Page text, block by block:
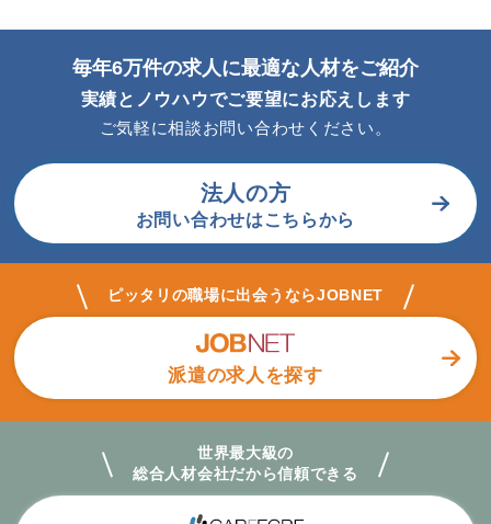
毎年6万件の求人に最適な人材をご紹介
実績とノウハウでご要望にお応えします
ご気軽に相談お問い合わせください。
法人の方
お問い合わせはこちらから
ピッタリの職場に出会うならJOBNET
派遣の求人を探す
世界最大級の
総合人材会社だから信頼できる